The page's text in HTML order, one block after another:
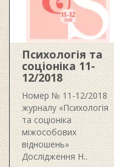
Психологія та
соціоніка 11-
12/2018
Номер № 11-12/2018
журналу «Психологія
та соціоніка
міжособових
відношень»
Дослідження Н..